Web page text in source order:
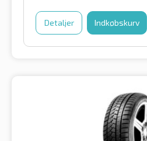
Detaljer Indkøbskurv